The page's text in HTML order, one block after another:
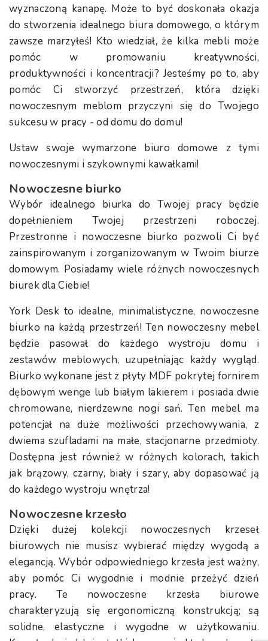
wyznaczoną kanapę. Może to być doskonała okazja
do stworzenia idealnego biura domowego, o którym
zawsze marzyłeś! Kto wiedział, że kilka mebli może
pomóc w promowaniu kreatywności,
produktywności i koncentracji? Jesteśmy po to, aby
pomóc Ci stworzyć przestrzeń, która dzięki
nowoczesnym meblom przyczyni się do Twojego
sukcesu w pracy - od domu do domu!
Ustaw swoje wymarzone biuro domowe z tymi
nowoczesnymi i szykownymi kawałkami!
Nowoczesne biurko
Wybór idealnego biurka do Twojej pracy będzie
dopełnieniem Twojej przestrzeni roboczej.
Przestronne i nowoczesne biurko pozwoli Ci być
zainspirowanym i zorganizowanym w Twoim biurze
domowym. Posiadamy wiele różnych nowoczesnych
biurek dla Ciebie!
York Desk to idealne, minimalistyczne, nowoczesne
biurko na każdą przestrzeń! Ten nowoczesny mebel
będzie pasował do każdego wystroju domu i
zestawów meblowych, uzupełniając każdy wygląd.
Biurko wykonane jest z płyty MDF pokrytej fornirem
dębowym wenge lub białym lakierem i posiada dwie
chromowane, nierdzewne nogi sań. Ten mebel ma
potencjał na duże możliwości przechowywania, z
dwiema szufladami na małe, stacjonarne przedmioty.
Dostępna jest również w różnych kolorach, takich
jak brązowy, czarny, biały i szary, aby dopasować ją
do każdego wystroju wnętrza!
Nowoczesne krzesło
Dzięki dużej kolekcji nowoczesnych krzeseł
biurowych nie musisz wybierać między wygodą a
elegancją. Wybór odpowiedniego krzesła jest ważny,
aby pomóc Ci wygodnie i modnie przeżyć dzień
pracy. Te nowoczesne krzesła biurowe
charakteryzują się ergonomiczną konstrukcją; są
solidne, elastyczne i wygodne w użytkowaniu.